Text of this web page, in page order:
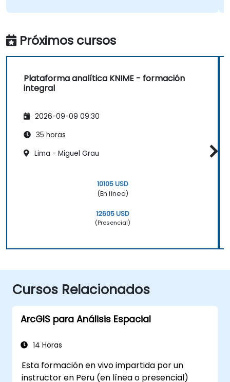
Próximos cursos
Plataforma analítica KNIME - formación
integral
2026-09-09 09:30
35 horas
Lima - Miguel Grau
10105 USD
(En línea)
12605 USD
(Presencial)
Cursos Relacionados
ArcGIS para Análisis Espacial
14 Horas
Esta formación en vivo impartida por un
instructor en Peru (en línea o presencial)